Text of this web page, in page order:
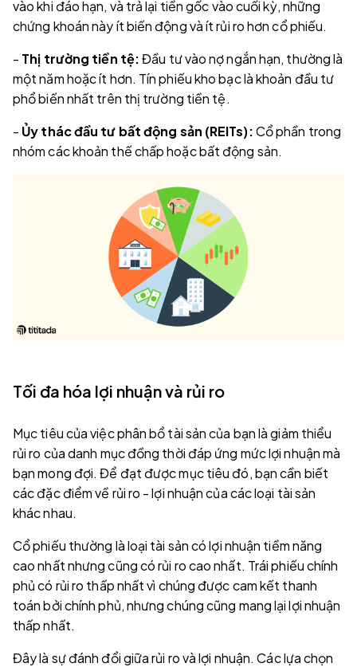
vào khi đáo hạn, và trả lại tiền gốc vào cuối kỳ, những
chứng khoán này ít biến động và ít rủi ro hơn cổ phiếu.
- Thị trường tiền tệ:Đầu tư vào nợ ngắn hạn, thường là
một năm hoặc ít hơn. Tín phiếu kho bạc là khoản đầu tư
phổ biến nhất trên thị trường tiền tệ.
- Ủy thác đầu tư bất động sản (REITs):Cổ phần trong
nhóm các khoản thế chấp hoặc bất động sản.
Tối đa hóa lợi nhuận và rủi ro
Mục tiêu của việc phân bổ tài sản của bạn là giảm thiểu
rủi ro của danh mục đồng thời đáp ứng mức lợi nhuận mà
bạn mong đợi. Để đạt được mục tiêu đó, bạn cần biết
các đặc điểm về rủi ro - lợi nhuận của các loại tài sản
khác nhau.
Cổ phiếu thường là loại tài sản có lợi nhuận tiềm năng
cao nhất nhưng cũng có rủi ro cao nhất. Trái phiếu chính
phủ có rủi ro thấp nhất vì chúng được cam kết thanh
toán bởi chính phủ, nhưng chúng cũng mang lại lợi nhuận
thấp nhất.
Đây là sự đánh đổi giữa rủi ro và lợi nhuận. Các lựa chọn